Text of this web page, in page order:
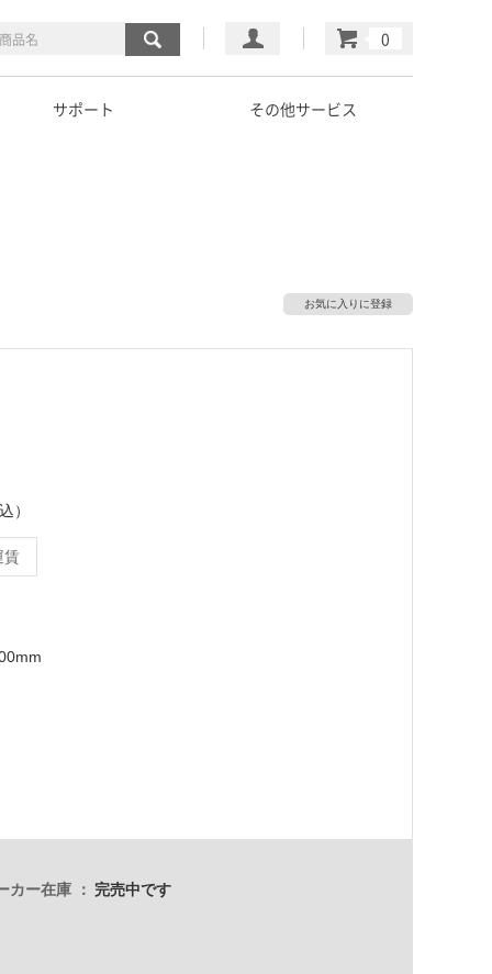
マイページ
カート
サポート その他サービス
お気に入りに登録
）
賃
カー在庫 完売中です